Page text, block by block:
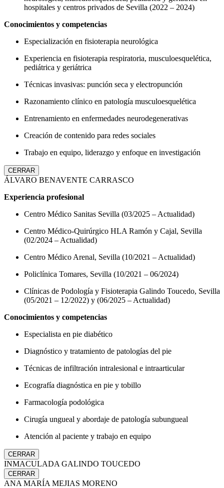
hospitales y centros privados de Sevilla (2022 – 2024)
Conocimientos y competencias
Especialización en fisioterapia neurológica
Experiencia en fisioterapia respiratoria, musculoesquelética,
pediátrica y geriátrica
Técnicas invasivas: punción seca y electropunción
Razonamiento clínico en patología musculoesquelética
Entrenamiento en enfermedades neurodegenerativas
Creación de contenido para redes sociales
Trabajo en equipo, liderazgo y enfoque en investigación
CERRAR
ÁLVARO BENAVENTE CARRASCO
Experiencia profesional
Centro Médico Sanitas Sevilla (03/2025 – Actualidad)
Centro Médico-Quirúrgico HLA Ramón y Cajal, Sevilla
(02/2024 – Actualidad)
Centro Médico Arenal, Sevilla (10/2021 – Actualidad)
Policlínica Tomares, Sevilla (10/2021 – 06/2024)
Clínicas de Podología y Fisioterapia Galindo Toucedo, Sevilla
(05/2021 – 12/2022) y (06/2025 – Actualidad)
Conocimientos y competencias
Especialista en pie diabético
Diagnóstico y tratamiento de patologías del pie
Técnicas de infiltración intralesional e intraarticular
Ecografía diagnóstica en pie y tobillo
Farmacología podológica
Cirugía ungueal y abordaje de patología subungueal
Atención al paciente y trabajo en equipo
CERRAR
INMACULADA GALINDO TOUCEDO
CERRAR
ANA MARÍA MEJIAS MORENO